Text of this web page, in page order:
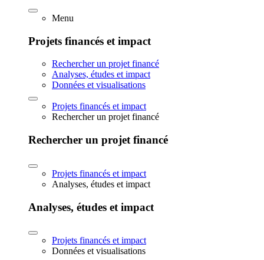
Menu
Projets financés et impact
Rechercher un projet financé
Analyses, études et impact
Données et visualisations
Projets financés et impact
Rechercher un projet financé
Rechercher un projet financé
Projets financés et impact
Analyses, études et impact
Analyses, études et impact
Projets financés et impact
Données et visualisations